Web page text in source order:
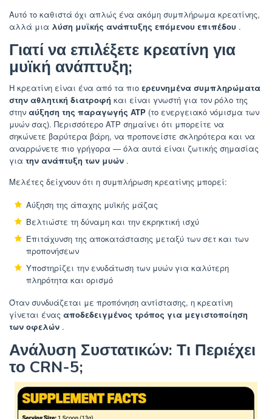
Αυτό το καθιστά όχι απλώς ένα ακόμη συμπλήρωμα κρεατίνης,
αλλά μια λύση μυϊκής ανάπτυξης επόμενου επιπέδου .
Γιατί να επιλέξετε κρεατίνη για
μυϊκή ανάπτυξη;
Η κρεατίνη είναι ένα από τα πιο ερευνημένα συμπληρώματα
στην αθλητική διατροφή και είναι γνωστή για τον ρόλο της
στην αύξηση της παραγωγής ATP (το ενεργειακό νόμισμα των
μυών σας). Περισσότερο ATP σημαίνει ότι μπορείτε να
σηκώνετε βαρύτερα βάρη, να προπονείστε σκληρότερα και να
αναρρώνετε πιο γρήγορα — όλα αυτά είναι ζωτικής σημασίας
για την ανάπτυξη των μυών .
Μελέτες δείχνουν ότι η συμπλήρωση κρεατίνης μπορεί:
Αύξηση της άπαχης μυϊκής μάζας
Βελτιώστε τη δύναμη και την εκρηκτική ισχύ
Επιτάχυνση της αποκατάστασης μεταξύ των σετ και των
προπονήσεων
Υποστηρίζει την ενυδάτωση των μυών για καλύτερη
πληρότητα και ορισμό
Όταν συνδυάζεται με προπόνηση αντίστασης, η κρεατίνη
γίνεται ένας αποδεδειγμένος τρόπος για μεγιστοποίηση
των οφελών .
Ανάλυση Συστατικών: Τι Περιέχει
το CRN-5;